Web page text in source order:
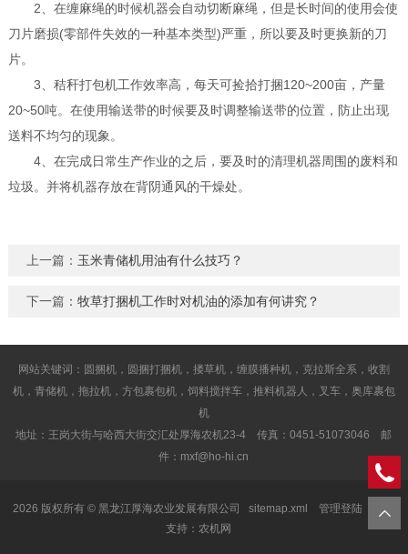
2、在缠麻绳的时候机器会自动切断麻绳，但是长时间的使用会使
刀片磨损(零部件失效的一种基本类型)严重，所以要及时更换新的刀
片。
3、秸秆打包机工作效率高，每天可捡拾打捆120~200亩，产量
20~50吨。在使用输送带的时候要及时调整输送带的位置，防止出现
送料不均匀的现象。
4、在完成日常生产作业的之后，要及时的清理机器周围的废料和
垃圾。并将机器存放在背阴通风的干燥处。
上一篇： 玉米青储机用油有什么技巧？
下一篇： 牧草打捆机工作时对机油的添加有何讲究？
网站关键词：圆捆机，圆捆打捆机，搂草机，缠膜播种机，克拉斯全系，收割
机，青储机，拖拉机，方包裹包机，饲料搅拌车，推料机器人，叉车，奥库裹包
机
地址：王岗大街与哈西大街交汇处厚海农机23-4 传真：0451-51073046 邮
件：mxf@ho-hi.cn
2026 版权所有 © 黑龙江厚海农业发展有限公司 sitemap.xml 管理登陆技术
支持： 农机网